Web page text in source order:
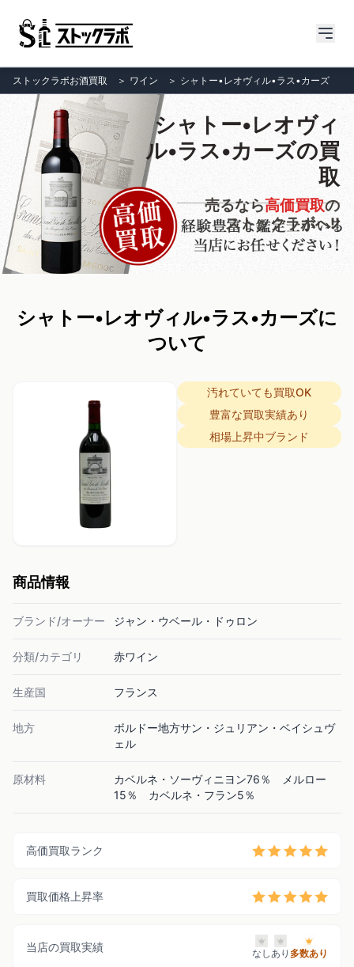
ストックラボお酒買取 ＞ ワイン ＞ シャトー•レオヴィル•ラス•カーズ
シャトー•レオヴィ
ル•ラス•カーズの買
取
売るなら高価買取の
ストックラボへ!!
シャトー•レオヴィル•ラス•カーズに
ついて
汚れていても買取OK
豊富な買取実績あり
相場上昇中ブランド
商品情報
ブランド/オーナー ジャン・ウベール・ドゥロン
分類/カテゴリ 赤ワイン
生産国 フランス
地方
ボルドー地方サン・ジュリアン・ベイシュヴ
ェル
原材料
カベルネ・ソーヴィニヨン76％ メルロー
15％ カベルネ・フラン5％
高価買取ランク
買取価格上昇率
当店の買取実績 なしあり 多数あり